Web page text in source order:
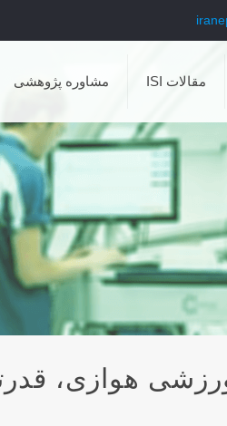
مقالات ISI مشاوره پژوهشی
هوازی،